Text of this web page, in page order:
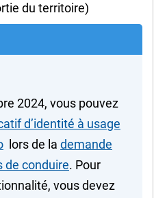
du territoire)
2024, vous pouvez
d’identité à usage
lors de la demande
de conduire. Pour
vous devez